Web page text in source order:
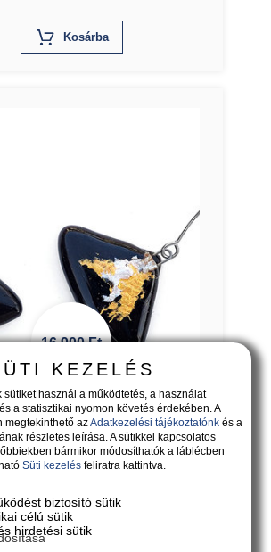
KosárbaX
16.900Ft
- fekete legyező lógós
arany és ezüst színű
díszítéssel
A hagyomány örök.
Kosárba
KEZELÉS
sütiket használ a működtetés, a használat
a statisztikai nyomon követés érdekében. A
megtekinthető azAdatkezelési tájékoztatónkés a
részletes leírása. A sütikkel kapcsolatos
bármikor módosíthatók a láblécben
Süti kezelésfeliratra kattintva.
biztosító sütik
célú sütik
hirdetési sütik